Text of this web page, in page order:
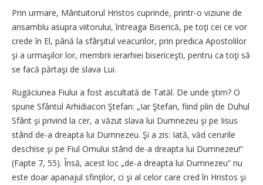
Prin urmare, Mântuitorul Hristos cuprinde, printr-o viziune de
ansamblu asupra viitorului, întreaga Biserică, pe toţi cei ce vor
crede în El, până la sfârşitul veacurilor, prin predica Apostolilor
şi a urmaşilor lor, membrii ierarhiei bisericeşti, pentru ca toţi să
se facă părtaşi de slava Lui.
Rugăciunea Fiului a fost ascultată de Tatăl. De unde ştim? O
spune Sfântul Arhidiacon Ştefan: „Iar Ştefan, fiind plin de Duhul
Sfânt şi privind la cer, a văzut slava lui Dumnezeu şi pe Iisus
stând de-a dreapta lui Dumnezeu. Şi a zis: Iată, văd cerurile
deschise şi pe Fiul Omului stând de-a dreapta lui Dumnezeu!“
(Fapte 7, 55). Însă, acest loc „de-a dreapta lui Dumnezeu“ nu
este doar apanajul sfinţilor, ci şi al celor care cred în Hristos şi